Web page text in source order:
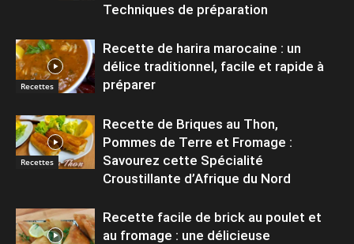
Techniques de préparation
Recettes
Recette de harira marocaine : un
délice traditionnel, facile et rapide à
préparer
Recettes
Recette de Briques au Thon,
Pommes de Terre et Fromage :
Savourez cette Spécialité
Croustillante d’Afrique du Nord
Recette facile de brick au poulet et
au fromage : une délicieuse